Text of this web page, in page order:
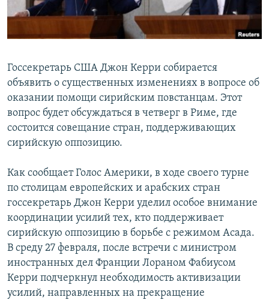
Госсекретарь США Джон Керри собирается
объявить о существенных изменениях в вопросе об
оказании помощи сирийским повстанцам. Этот
вопрос будет обсуждаться в четверг в Риме, где
состоится совещание стран, поддерживающих
сирийскую оппозицию.
Как сообщает Голос Америки, в ходе своего турне
по столицам европейских и арабских стран
госсекретарь Джон Керри уделил особое внимание
координации усилий тех, кто поддерживает
сирийскую оппозицию в борьбе с режимом Асада.
В среду 27 февраля, после встречи с министром
иностранных дел Франции Лораном Фабиусом
Керри подчеркнул необходимость активизации
усилий, направленных на прекращение